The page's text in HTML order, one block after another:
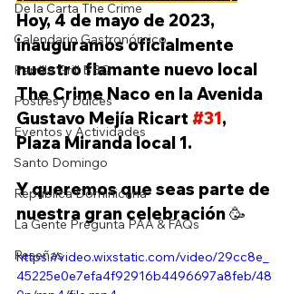
De la Carta The Crime
Calendario Gastronómico
Parrilla Grill BBQ
Postres y Dulces
Eventos y Actividades
Santo Domingo
República Dominicana
La Gente Pregunta PAA & FAQs
Reseñas
Hoy, 4 de mayo de 2023,
inauguramos oficialmente
nuestro flamante nuevo local
The Crime Naco en la Avenida
Gustavo Mejía Ricart #31,
Plaza Miranda local 1.
Y queremos que seas parte de
nuestra gran celebración 🥳
https://video.wixstatic.com/video/29cc8e_
45225e0e7efa4f92916b4496697a8feb/48